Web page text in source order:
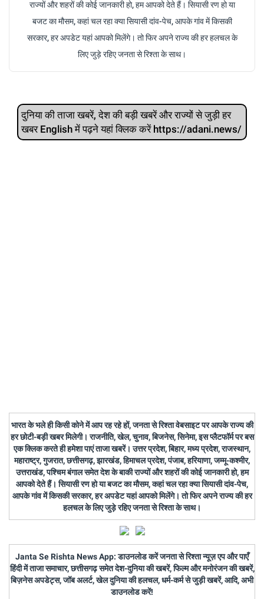
राज्यों और शहरों की कोई जानकारी हो, हम आपको देते हैं। सियासी रण हो या
बजट का मौसम, कहां चल रहा क्या सियासी दांव-पेच, आपके गांव में किसकी
सरकार, हर अपडेट यहां आपको मिलेंगे। तो फिर अपने राज्य की हर हलचल के
लिए जुड़े रहिए जनता से रिश्ता के साथ।
दुनिया की ताजा खबरें, देश की बड़ी खबरें और राज्‍यों से जुड़ी हर
खबर English में पढ़ने यहां क्लिक करें https://adani.news/
भारत के भले ही किसी कोने में आप रह रहे हों, जनता से रिश्ता वेबसाइट पर आपके राज्य की
हर छोटी-बड़ी खबर मिलेगी। राजनीति, खेल, चुनाव, बिजनेस, सिनेमा, इस प्लैटफॉर्म पर बस
एक क्लिक करते ही हमेशा पाएं ताजा खबरें। उत्तर प्रदेश, बिहार, मध्य प्रदेश, राजस्थान,
महाराष्ट्र, गुजरात, छत्तीसगढ़, झारखंड, हिमाचल प्रदेश, पंजाब, हरियाणा, जम्मू-कश्मीर,
उत्तराखंड, पश्चिम बंगाल समेत देश के बाकी राज्यों और शहरों की कोई जानकारी हो, हम
आपको देते हैं। सियासी रण हो या बजट का मौसम, कहां चल रहा क्या सियासी दांव-पेच,
आपके गांव में किसकी सरकार, हर अपडेट यहां आपको मिलेंगे। तो फिर अपने राज्य की हर
हलचल के लिए जुड़े रहिए जनता से रिश्ता के साथ।
Janta Se Rishta News App: डाउनलोड करें जनता से रिश्ता न्यूज़ एप और पाएँ
हिंदी में ताजा समाचार, छत्तीसगढ़ समेत देश-दुनिया की खबरें, फिल्म और मनोरंजन की खबरें,
बिज़नेस अपडेट्स, जॉब अलर्ट, खेल दुनिया की हलचल, धर्म-कर्म से जुड़ी खबरें, आदि, अभी
डाउनलोड करें!